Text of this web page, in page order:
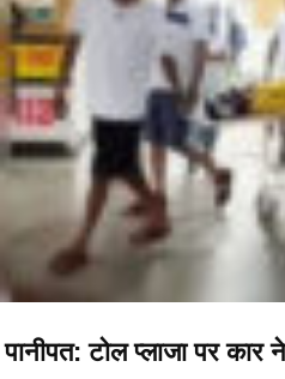
पानीपत: टोल प्लाजा पर कार